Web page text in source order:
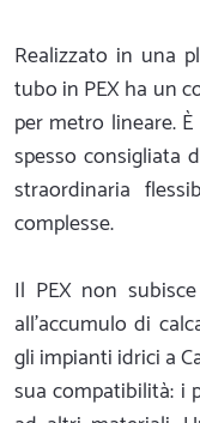
Realizzato in una
tubo in PEX ha un
per metro lineare.
spesso consigliata
straordinaria
complesse.
Il PEX non
all'accumulo di
gli impianti idrici a
sua compatibilità: i